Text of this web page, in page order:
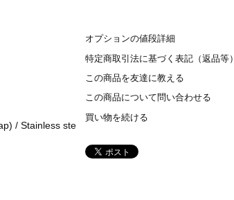
/ Stainless ste
オプションの値段詳細
特定商取引法に基づく表記（返品等）
この商品を友達に教える
この商品について問い合わせる
買い物を続ける